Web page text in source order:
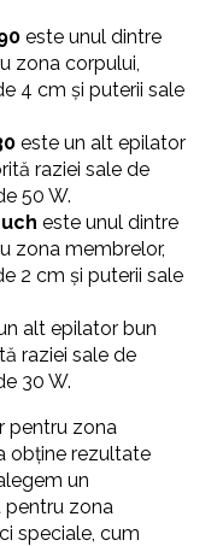
este unul dintre
zona corpului,
4 cm și puterii sale
este un alt epilator
raziei sale de
50 W.
este unul dintre
zona membrelor,
2 cm și puterii sale
alt epilator bun
raziei sale de
30 W.
pentru zona
obține rezultate
un
pentru zona
speciale, cum